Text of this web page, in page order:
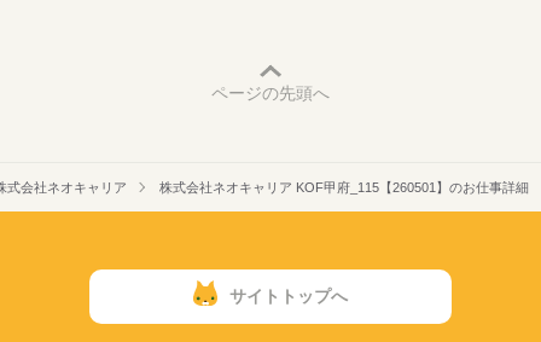
ページの先頭へ
式会社ネオキャリア 株式会社ネオキャリア KOF甲府_115【260501】のお仕事詳細
サイトトップへ